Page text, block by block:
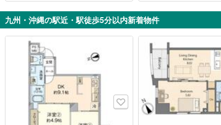
9 成約でもらえる
アンピール三苫
2LDK
福岡県福岡市東区三苫5丁目
朝日プラザ西公園
590万円
福岡県福岡市中央区荒戸2丁目
九州・沖縄の駅近・駅徒歩5分以内新着物件